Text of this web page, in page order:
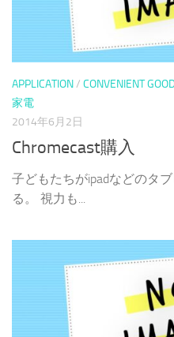
APPLICATION/ CONVENIENT
家電
2014年6月2日
Chromecast購入
子どもたちがipadなどのタ
る。 視力も...